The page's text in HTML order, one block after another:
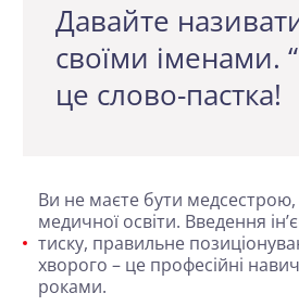
Давайте
своїми іменами.
це слово-пастка!
Ви не маєте бути
медичної освіти. Введення
тиску, правильне
хворого – це професійні
роками.